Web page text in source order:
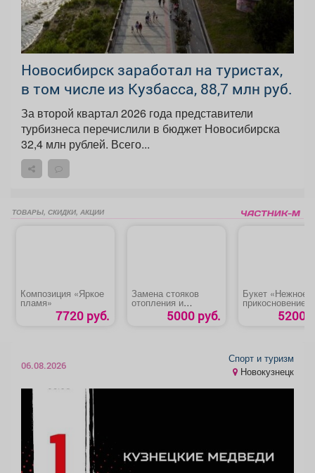
Новосибирск заработал на туристах,
в том числе из Кузбасса, 88,7 млн руб.
За второй квартал 2026 года представители
турбизнеса перечислили в бюджет Новосибирска
32,4 млн рублей. Всего...
ТОВАРЫ, СКИДКИ, АКЦИИ
Композиция «Яркое
пламя»
7720 руб.
Замена стояков
отопления и
водоснабжения до
диаметра 20 - 25 мм
5000 руб.
Букет «Нежное
прикосновение»
5200
06.08.2026
Спорт и туризм
Новокузнецк